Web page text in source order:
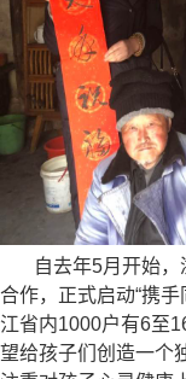
自去年5月开始，
合作，正式启动“携
江省内1000户有6至
望给孩子们创造一个